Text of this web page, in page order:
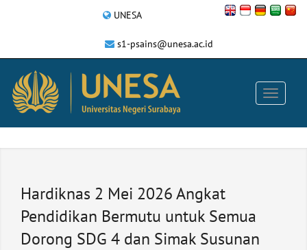
UNESA
s1-psains@unesa.ac.id
Hardiknas 2 Mei 2026 Angkat
Pendidikan Bermutu untuk Semua
Dorong SDG 4 dan Simak Susunan